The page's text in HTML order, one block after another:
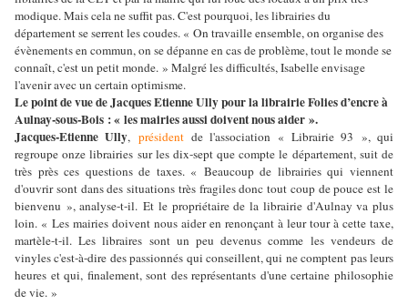
modique. Mais cela ne suffit pas. C'est pourquoi, les librairies du
département se serrent les coudes. « On travaille ensemble, on organise des
évènements en commun, on se dépanne en cas de problème, tout le monde se
connaît, c'est un petit monde. » Malgré les difficultés, Isabelle envisage
l'avenir avec un certain optimisme.
Le point de vue de Jacques Etienne Ully pour la librairie Folies d’encre à
Aulnay-sous-Bois : « les mairies aussi doivent nous aider ».
Jacques-Etienne Ully, président de l'association « Librairie 93 », qui
regroupe onze librairies sur les dix-sept que compte le département, suit de
très près ces questions de taxes. « Beaucoup de librairies qui viennent
d'ouvrir sont dans des situations très fragiles donc tout coup de pouce est le
bienvenu », analyse-t-il. Et le propriétaire de la librairie d'Aulnay va plus
loin. « Les mairies doivent nous aider en renonçant à leur tour à cette taxe,
martèle-t-il. Les libraires sont un peu devenus comme les vendeurs de
vinyles c'est-à-dire des passionnés qui conseillent, qui ne comptent pas leurs
heures et qui, finalement, sont des représentants d'une certaine philosophie
de vie. »